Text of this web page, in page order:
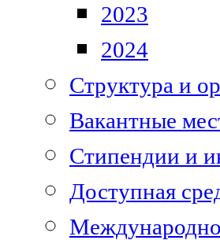
2023
2024
Структура и
Вакантные
Стипендии и
Доступная